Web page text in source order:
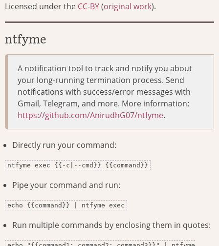
Licensed under the CC-BY(original work).
ntfyme
A notification tool to track and notify you about
your long-running termination process. Send
notifications with success/error messages with
Gmail, Telegram, and more. More information:
https://github.com/AnirudhG07/ntfyme.
Directly run your command:
ntfyme exec {{-c|--cmd}} {{command}}
Pipe your command and run:
echo {{command}} | ntfyme exec
Run multiple commands by enclosing them in quotes: